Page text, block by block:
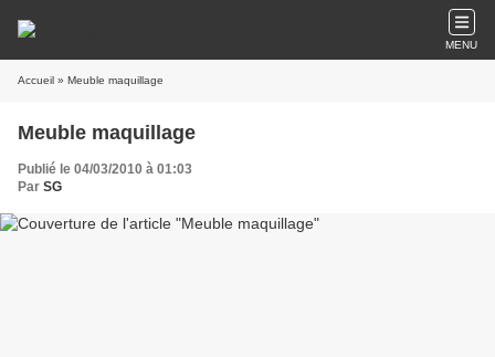
MENU
Accueil » Meuble maquillage
Meuble maquillage
Publié le 04/03/2010 à 01:03
Par SG